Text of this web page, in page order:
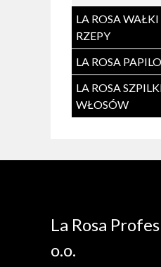
LA ROSA
RZEPY
LA ROSA
LA ROSA
WŁOSÓW
La Rosa
o.o.